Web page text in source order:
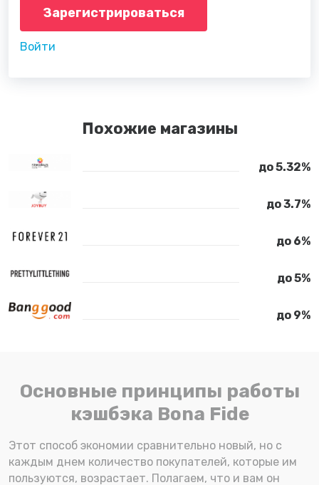
Зарегистрироваться
Войти
Похожие магазины
до 5.32%
до 3.7%
до 6%
до 5%
до 9%
Основные принципы работы
кэшбэка Bona Fide
Этот способ экономии сравнительно новый, но с
каждым днем количество покупателей, которые им
пользуются, возрастает. Полагаем, что и вам он